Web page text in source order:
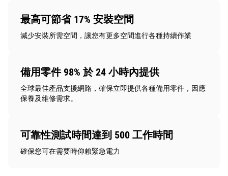
最高可節省 17% 安裝空間
減少安裝所需空間，讓您有更多空間進行各種持續作業
備用零件 98% 於 24 小時內提供
全球最佳產品支援網路，確保立即提供各種備用零件，因應
保養及維修需求。
可靠性測試時間達到 500 工作時間
確保您可在需要時仰賴緊急電力